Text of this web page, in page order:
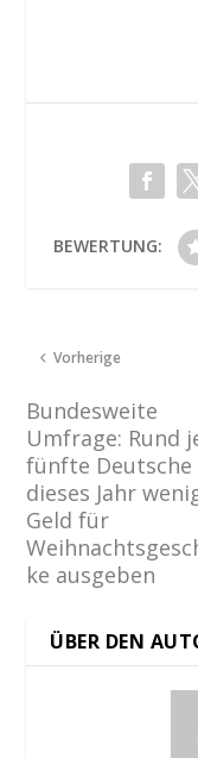
BEWERTUNG:
Vorherige
Bundesweite
Umfrage: Rund
fünfte Deutsche
dieses Jahr
Geld für
ke ausgeben
ÜBER DEN